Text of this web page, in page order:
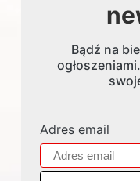
Bądź na
Adres email